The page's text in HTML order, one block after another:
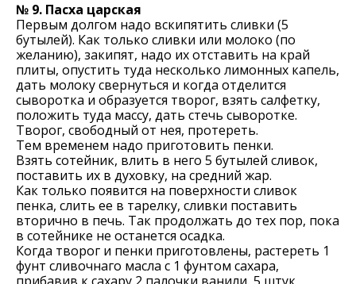
№ 9. Пасха царская
Первым долгом надо вскипятить сливки (5
бутылей). Как только сливки или молоко (по
желанию), закипят, надо их отставить на край
плиты, опустить туда несколько лимонных капель,
дать молоку свернуться и когда отделится
сыворотка и образуется творог, взять салфетку,
положить туда массу, дать стечь сыворотке.
Творог, свободный от нея, протереть.
Тем временем надо приготовить пенки.
Взять сотейник, влить в него 5 бутылей сливок,
поставить их в духовку, на средний жар.
Как только появится на поверхности сливок
пенка, слить ее в тарелку, сливки поставить
вторично в печь. Так продолжать до тех пор, пока
в сотейнике не останется осадка.
Когда творог и пенки приготовлены, растереть 1
фунт сливочнаго масла с 1 фунтом сахара,